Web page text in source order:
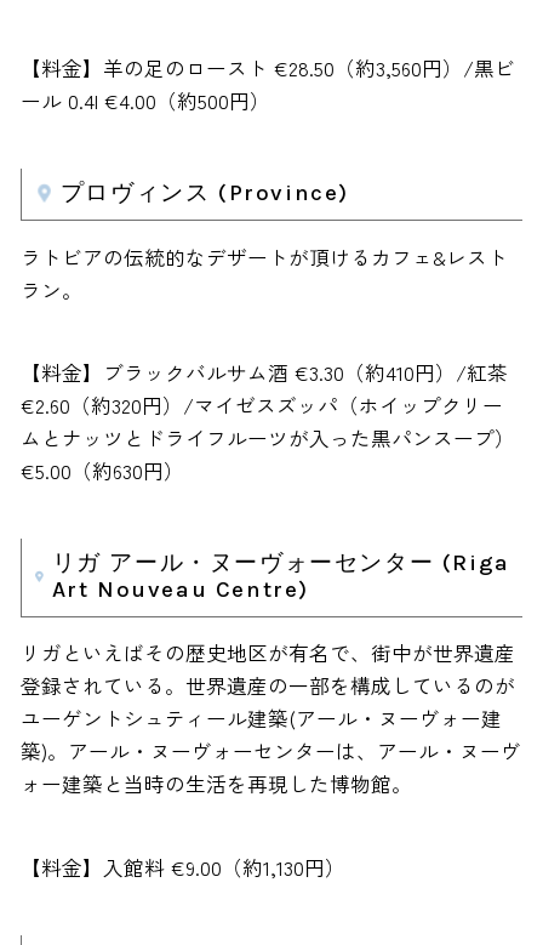
【料金】羊の足のロースト €28.50（約3,560円）/黒ビ
ール 0.4l €4.00（約500円）
プロヴィンス (Province)
ラトビアの伝統的なデザートが頂けるカフェ&レスト
ラン。
【料金】ブラックバルサム酒 €3.30（約410円）/紅茶
€2.60（約320円）/マイゼスズッパ（ホイップクリー
ムとナッツとドライフルーツが入った黒パンスープ）
€5.00（約630円）
リガ アール・ヌーヴォーセンター (Riga
Art Nouveau Centre)
リガといえばその歴史地区が有名で、街中が世界遺産
登録されている。世界遺産の一部を構成しているのが
ユーゲントシュティール建築(アール・ヌーヴォー建
築)。アール・ヌーヴォーセンターは、アール・ヌーヴ
ォー建築と当時の生活を再現した博物館。
【料金】入館料 €9.00（約1,130円）